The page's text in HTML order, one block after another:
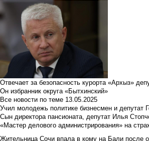
Отвечает за безопасность курорта «Архыз»
Он избранник округа «Бытхинский»
Все новости по теме 13.05.2025
Учил молодежь политике бизнесмен и депутат
Сын директора пансионата, депутат Илья
«Мастер делового администрирования» на
Жительница Сочи впала в кому на Бали после